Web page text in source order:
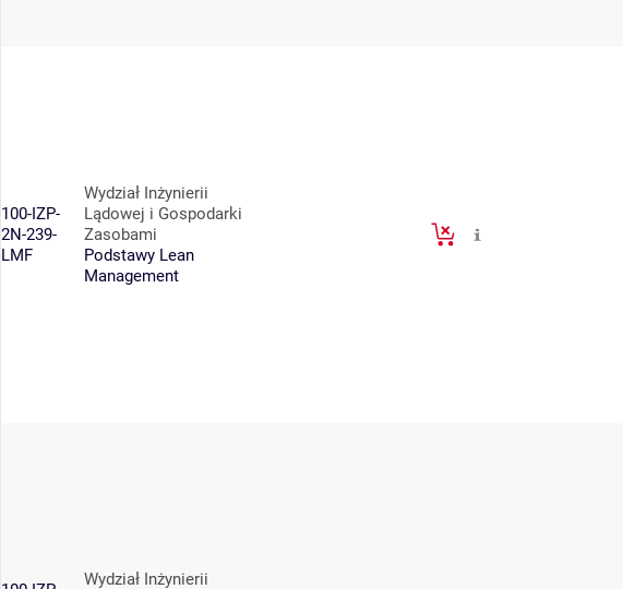
100-IZP-
2N-239-
LMF
Wydział Inżynierii
Lądowej i Gospodarki
Zasobami
Podstawy Lean
Management
Wydział Inżynierii